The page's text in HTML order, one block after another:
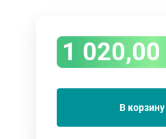
1 020,00
В корзину